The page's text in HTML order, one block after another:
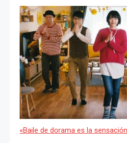
«Baile de dorama es la